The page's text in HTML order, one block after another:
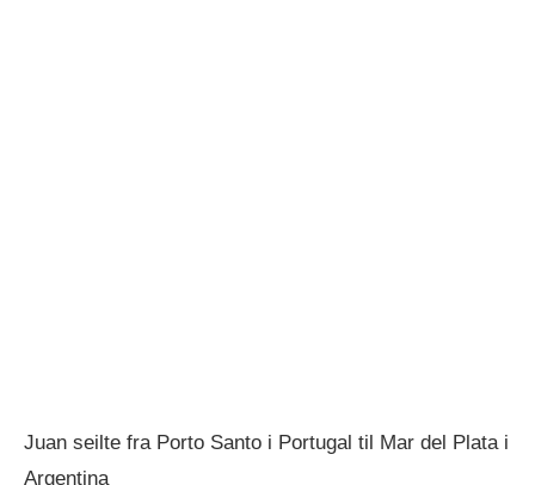
Juan seilte fra Porto Santo i Portugal til Mar del Plata i
Argentina